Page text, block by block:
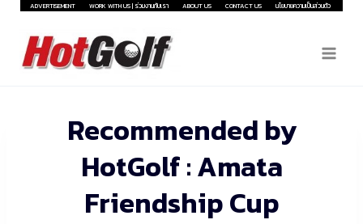
Skip
content
ADVERTISEMENT WORK WITH US | ร่วมงานกับเรา ABOUT US CONTACT US นโยบายความเป็นส่วนตัว
Recommended by
HotGolf : Amata
Friendship Cup